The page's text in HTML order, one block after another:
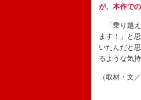
が、本作で
「乗り越え
ます！」と
いたんだと
るような気
（取材・文